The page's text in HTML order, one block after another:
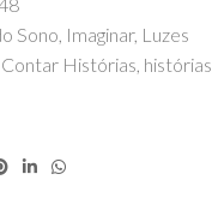
Sono, Imaginar, Luzes
Contar Histórias, histórias